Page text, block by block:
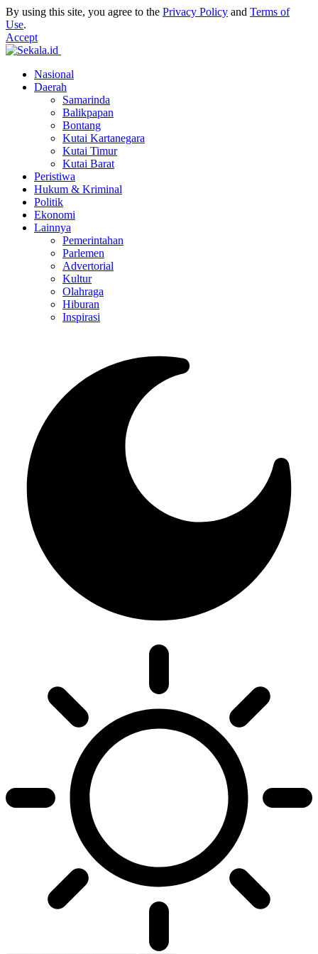
By using this site, you agree to the Privacy Policy and Terms of
Use.
Accept
Nasional
Daerah
Samarinda
Balikpapan
Bontang
Kutai Kartanegara
Kutai Timur
Kutai Barat
Peristiwa
Hukum & Kriminal
Politik
Ekonomi
Lainnya
Pemerintahan
Parlemen
Advertorial
Kultur
Olahraga
Hiburan
Inspirasi